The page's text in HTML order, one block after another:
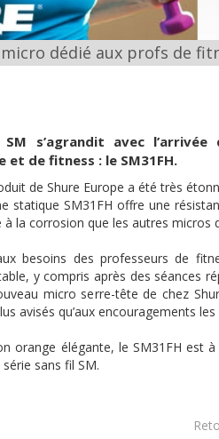
dédié aux profs de
s’agrandit avec
et de fitness : le SM31FH.
de Shure Europe a été très
statique SM31FH offre une
la corrosion que les autres micros
besoins des professeurs de
y compris après des séances
micro serre-tête de chez
avisés qu’aux encouragements
orange élégante, le SM31FH est
sans fil SM.